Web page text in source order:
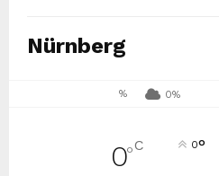
Nürnberg
% 0%
0°C 0°